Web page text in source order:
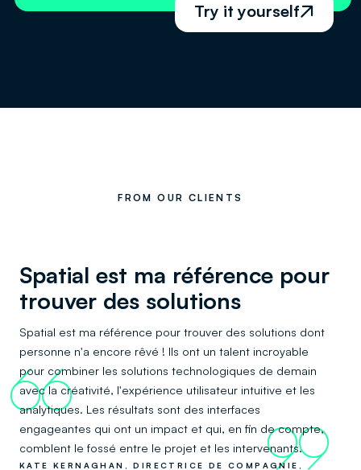
Try it yourself
FROM OUR CLIENTS
Spatial est ma référence pour
trouver des solutions
Spatial est ma référence pour trouver des solutions dont
personne n'a encore rêvé ! Ils ont un talent incroyable
pour combiner les solutions technologiques de demain
avec la créativité, l'expérience utilisateur intuitive et les
analytiques. Les résultats sont des interfaces
engageantes qui ont un impact et qui, en fin de compte,
comblent le fossé entre le projet et les intervenants.
66
99
KATE KERNAGHAN, DIRECTRICE DE COMPAGNIE,